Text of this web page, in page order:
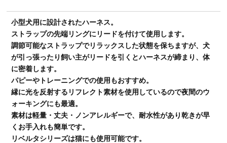
小型犬用に設計されたハーネス。
ストラップの先端リングにリードを付けて使用します。
調節可能なストラップでリラックスした状態を保ちますが、犬
が引っ張ったり飼い主がリードを引くとハーネスが締まり、体
に密着します。
パピーやトレーニングでの使用もおすすめ。
縁に光を反射するリフレクト素材を使用しているので夜間のウ
ォーキングにも最適。
素材は軽量・丈夫・ノンアレルギーで、耐水性があり乾きが早
くお手入れも簡単です。
リベルタシリーズは猫にも使用可能です。